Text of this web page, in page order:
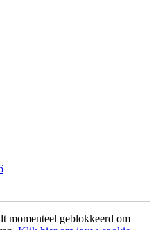
momenteel geblokkeerd om